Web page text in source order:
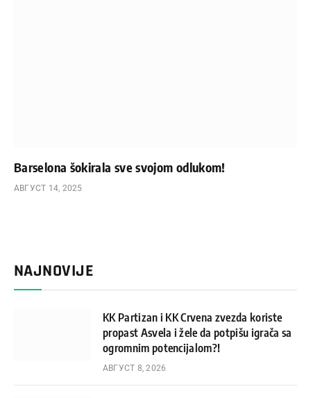
Barselona šokirala sve svojom odlukom!
АВГУСТ 14, 2025
NAJNOVIJE
KK Partizan i KK Crvena zvezda koriste
propast Asvela i žele da potpišu igrača sa
ogromnim potencijalom?!
АВГУСТ 8, 2026